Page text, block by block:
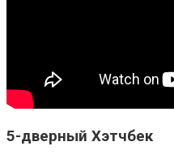
5-дверный Хэтчбек